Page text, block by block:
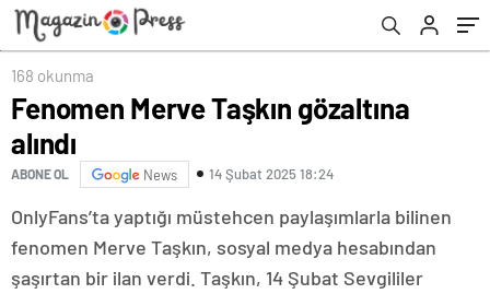
168 okunma
Fenomen Merve Taşkın gözaltına
alındı
ABONE OL News 14 Şubat 2025 18:24
OnlyFans’ta yaptığı müstehcen paylaşımlarla bilinen
fenomen Merve Taşkın, sosyal medya hesabından
şaşırtan bir ilan verdi. Taşkın, 14 Şubat Sevgililer